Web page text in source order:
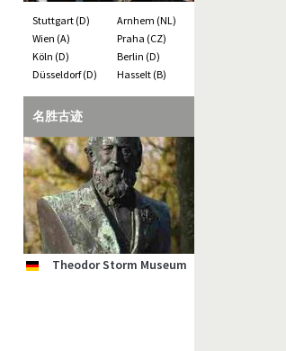
Stuttgart (D)
Arnhem (NL)
Wien (A)
Praha (CZ)
Köln (D)
Berlin (D)
Düsseldorf (D)
Hasselt (B)
名胜古迹
de Auswandererhaus
de Theodor Storm Museum
de Ocean Wave
de Kunsthalle Emden
de Kugelbake
de
Wasserschloss
de Mönchguter Museen
de Tauchgondel
de Fischerstube
de
Deutsches
de Pfarrwitwenhaus
de Emssperrwerk
de Alte Seilerei
nl Zuiderzeemuseum
de
BLUMENREICH
de
Danewerk und
de
Magister Troels